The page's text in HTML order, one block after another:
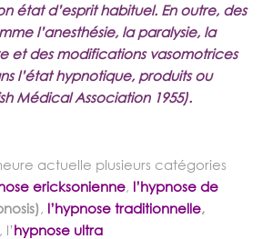
état d’esprit habituel. En outre, des
l’anesthésie, la paralysie, la
et des modifications vasomotrices
l’état hypnotique, produits ou
Médical Association 1955).
actuelle plusieurs catégories
ericksonienne l’hypnose de
l’hypnose traditionnelle,
, l’hypnose ultra